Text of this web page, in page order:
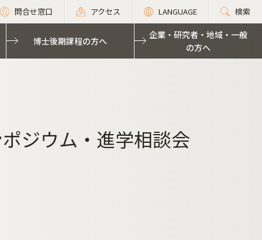
問合せ窓口 アクセス LANGUAGE 検索
博士後期課程の方へ
企業・研究者・地域・一般
の方へ
ジウム・進学相談会